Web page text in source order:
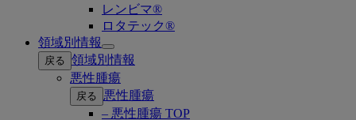
レンビマ®
ロタテック®
領域別情報
Open
submenu
戻る 領域別情報
悪性腫瘍
戻る
悪性腫瘍
– 悪性腫瘍 TOP